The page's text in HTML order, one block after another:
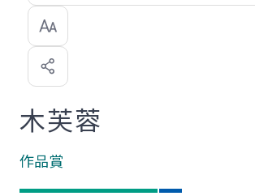
選
喜
歡
木芙蓉
作品賞